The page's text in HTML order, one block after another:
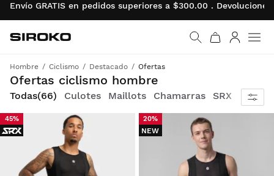
Envío GRATIS en pedidos superiores a $300.00 .
Ir a la página de inicio
Siroko.com
Hombre Ciclismo Destacado Ofertas
Ofertas ciclismo hombre
Encuentra descuentos en prendas y accesorios para completar tu conjunto de ciclismo a un precio imbatible
Todas(66) Culotes Maillots Chamarras SRX Gravel
45% 20%
NEW